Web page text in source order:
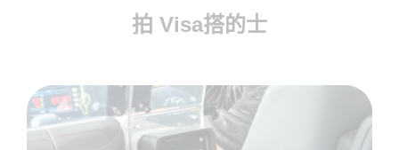
拍 Visa搭的士